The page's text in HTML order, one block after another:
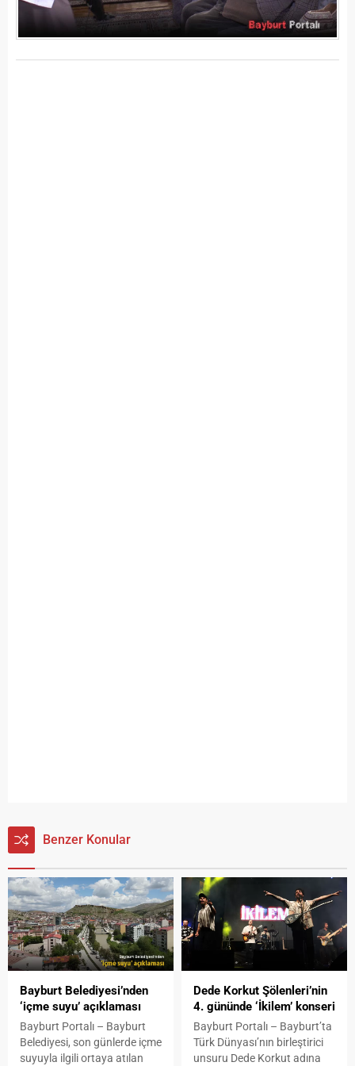
Benzer Konular
Bayburt Belediyesi’nden
‘içme suyu’ açıklaması
Bayburt Portalı – Bayburt
Belediyesi, son günlerde içme
suyuyla ilgili ortaya atılan
Dede Korkut Şölenleri’nin
4. gününde ‘İkilem’ konseri
Bayburt Portalı – Bayburt’ta
Türk Dünyası’nın birleştirici
unsuru Dede Korkut adına